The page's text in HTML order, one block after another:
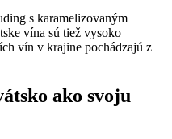
s karamelizovaným
vína sú tiež vysoko
vín v krajine pochádzajú z
ako svoju